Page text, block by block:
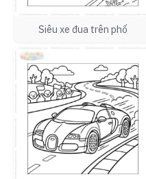
Siêu xe đua trên phố